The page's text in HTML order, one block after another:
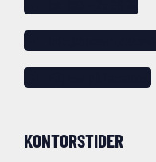
KONTORSTIDER